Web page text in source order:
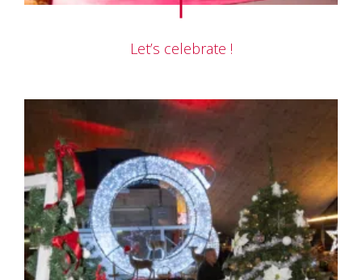
Let’s celebrate !